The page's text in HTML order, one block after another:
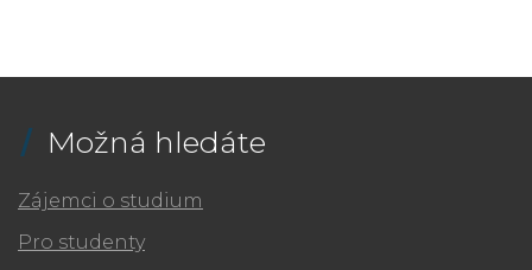
Možná hledáte
Zájemci o studium
Pro studenty